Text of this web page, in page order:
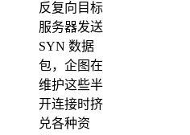
反复向目标
服务器发送
SYN 数据
包，企图在
维护这些半
开连接时挤
兑各种资